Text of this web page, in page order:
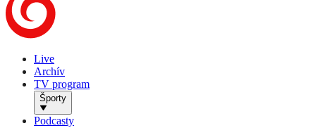
Live
Archív
TV program
Športy
Podcasty